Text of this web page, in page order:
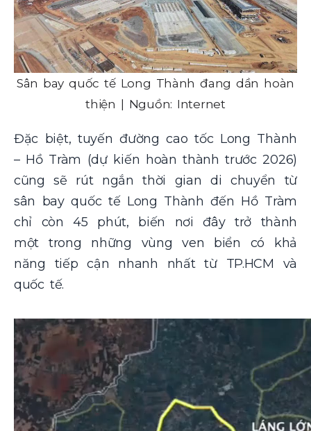
Sân bay quốc tế Long Thành đang dần hoàn
thiện | Nguồn: Internet
Đặc biệt, tuyến đường cao tốc Long Thành
– Hồ Tràm (dự kiến hoàn thành trước 2026)
cũng sẽ rút ngắn thời gian di chuyển từ
sân bay quốc tế Long Thành đến Hồ Tràm
chỉ còn 45 phút, biến nơi đây trở thành
một trong những vùng ven biển có khả
năng tiếp cận nhanh nhất từ TP.HCM và
quốc tế.